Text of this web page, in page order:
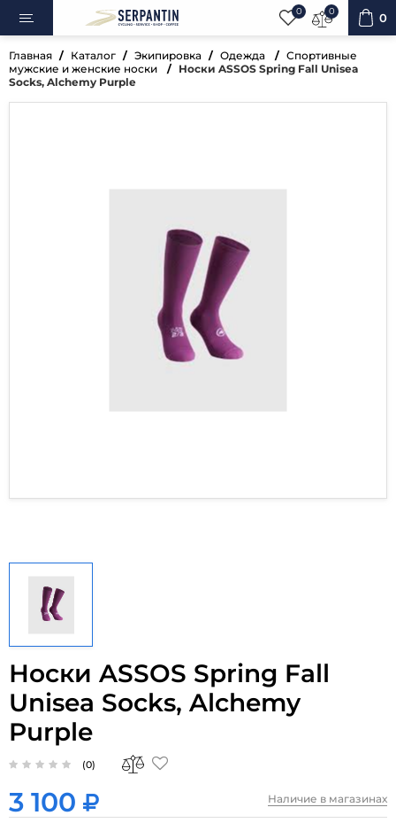
0 0 0
Главная Каталог Экипировка Одежда
Спортивные
мужские и женские носки
Носки ASSOS Spring Fall Unisea
Socks, Alchemy Purple
Носки ASSOS Spring Fall
Unisea Socks, Alchemy
Purple
(0)
3 100 Наличие в магазинах